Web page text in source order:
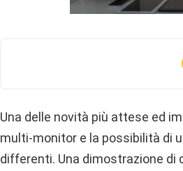
Una delle novità più attese ed
multi-monitor e la possibilità di
differenti. Una dimostrazione di